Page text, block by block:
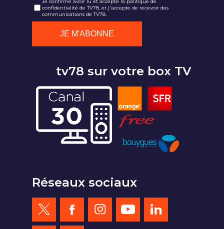
confidentialité de TV78, et j'accepte de recevoir des
communications de TV78.
tv78 sur votre box TV
Réseaux sociaux